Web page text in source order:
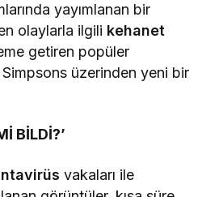
yayımlanan bir
olaylarla ilgili kehanet
getiren popüler
üzerinden yeni bir
BİLDİ?’
vakaları ile